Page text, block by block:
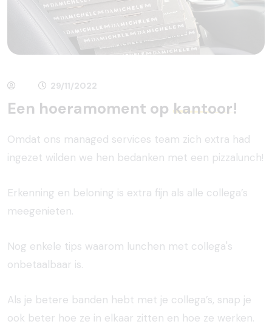
29/11/2022
Een hoeramoment op kantoor!
Omdat ons managed services team zich extra had
ingezet wilden we hen bedanken met een pizzalunch!
Erkenning en beloning is extra fijn als alle collega’s
meegenieten.
Nog enkele tips waarom lunchen met collega's
onbetaalbaar is.
Als je betere banden hebt met je collega’s, snap je
ook beter hoe ze in elkaar zitten en hoe ze werken.